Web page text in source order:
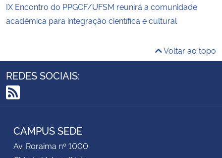
IX Encontro do PPGCF/UFSM reunirá a comunidade
acadêmica para integração científica e cultural
Voltar ao topo
REDES SOCIAIS:
RSS
CAMPUS SEDE
Av. Roraima nº 1000